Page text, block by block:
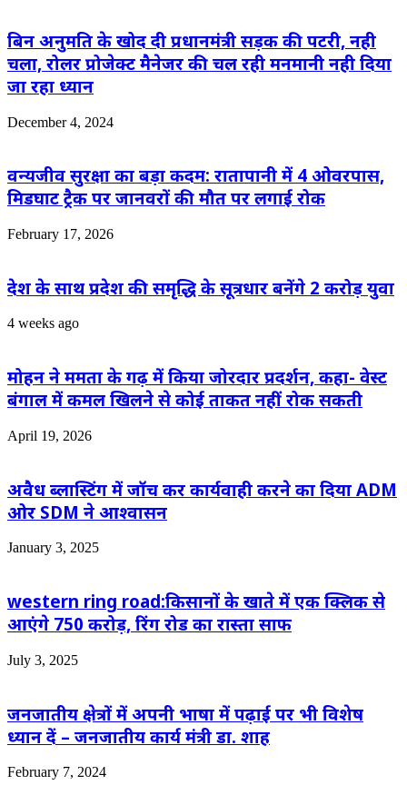
बिन अनुमति के खोद दी प्रधानमंत्री सड़क की पटरी, नही
चला, रोलर प्रोजेक्ट मैनेजर की चल रही मनमानी नही दिया
जा रहा ध्यान
December 4, 2024
वन्यजीव सुरक्षा का बड़ा कदम: रातापानी में 4 ओवरपास,
मिडघाट ट्रैक पर जानवरों की मौत पर लगाई रोक
February 17, 2026
देश के साथ प्रदेश की समृद्धि के सूत्रधार बनेंगे 2 करोड़ युवा
4 weeks ago
मोहन ने ममता के गढ़ में किया जोरदार प्रदर्शन, कहा- वेस्ट
बंगाल में कमल खिलने से कोई ताकत नहीं रोक सकती
April 19, 2026
अवैध ब्लास्टिंग में जॉच कर कार्यवाही करने का दिया ADM
ओर SDM ने आश्वासन
January 3, 2025
western ring road:किसानों के खाते में एक क्लिक से
आएंगे 750 करोड़, रिंग रोड का रास्ता साफ
July 3, 2025
जनजातीय क्षेत्रों में अपनी भाषा में पढ़ाई पर भी विशेष
ध्यान दें – जनजातीय कार्य मंत्री डा. शाह
February 7, 2024